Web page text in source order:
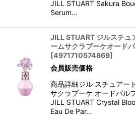
JILL STUART Sakura
Serum…
JILL STUART ジルスチュ
ームサクラブーケオード
[4971710574869]
会員販売価格
商品詳細ジル スチュアー
サクラブーケ オードパル
JILL STUART Crystal
Eau De Par…